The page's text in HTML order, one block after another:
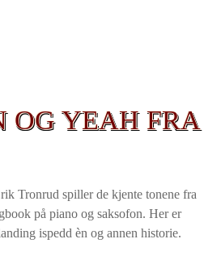
OG YEAH FRA
Tronrud spiller de kjente tonene fra
på piano og saksofon. Her er
ispedd èn og annen historie.